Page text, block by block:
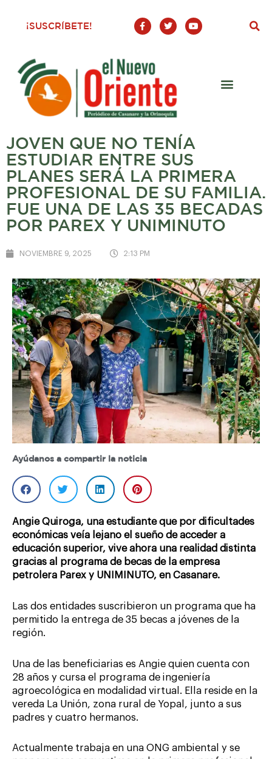
¡SUSCRÍBETE!
F
a
c
o
o
-
T
w
i
Y
o
u
JOVEN QUE NO TENÍA
ESTUDIAR ENTRE SUS
PLANES SERÁ LA PRIMERA
PROFESIONAL DE SU FAMILIA.
FUE UNA DE LAS 35 BECADAS
POR PAREX Y UNIMINUTO
NOVIEMBRE 9, 2025 2:13 PM
Ayúdanos a compartir la noticia
Angie Quiroga, una estudiante que por dificultades
económicas veía lejano el sueño de acceder a
educación superior, vive ahora una realidad distinta
gracias al programa de becas de la empresa
petrolera Parex y UNIMINUTO, en Casanare.
Las dos entidades suscribieron un programa que ha
permitido la entrega de 35 becas a jóvenes de la
región.
Una de las beneficiarias es Angie quien cuenta con
28 años y cursa el programa de ingeniería
agroecológica en modalidad virtual. Ella reside en la
vereda La Unión, zona rural de Yopal, junto a sus
padres y cuatro hermanos.
Actualmente trabaja en una ONG ambiental y se